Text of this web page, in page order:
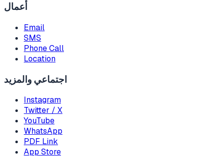
أعمال
Email
SMS
Phone Call
Location
اجتماعي والمزيد
Instagram
Twitter / X
YouTube
WhatsApp
PDF Link
App Store